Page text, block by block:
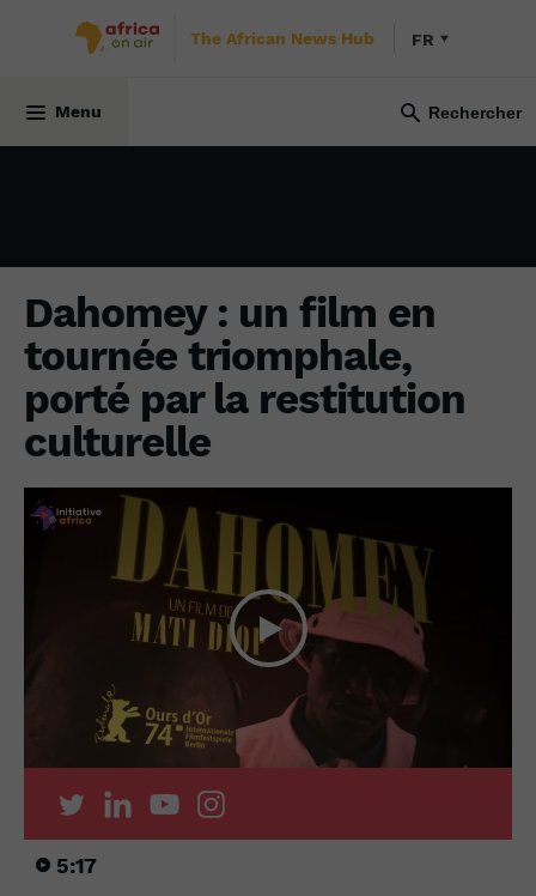
The African News Hub FR
Menu
Dahomey : un film en
tournée triomphale,
porté par la restitution
culturelle
5:17